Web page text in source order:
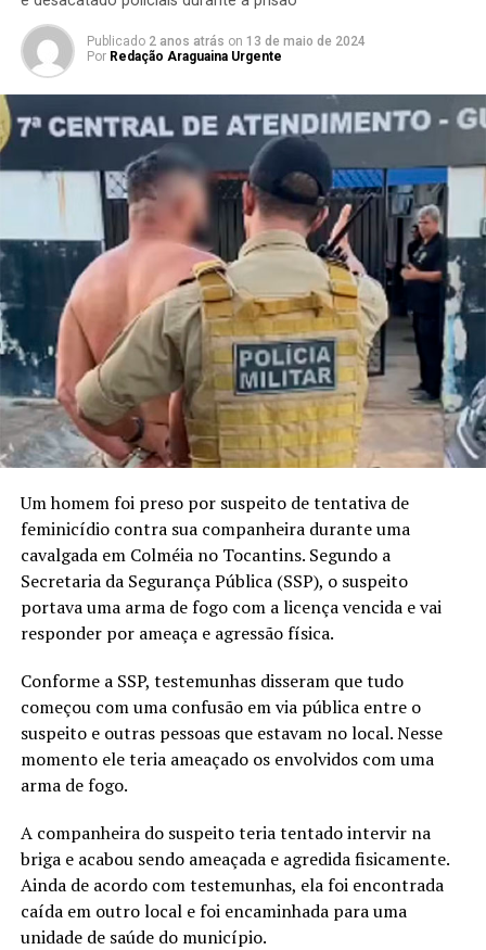
Publicado 2 anos atrás on 13 de maio de 2024
Por Redação Araguaina Urgente
Um homem foi preso por suspeito de tentativa de
feminicídio contra sua companheira durante uma
cavalgada em Colméia no Tocantins. Segundo a
Secretaria da Segurança Pública (SSP), o suspeito
portava uma arma de fogo com a licença vencida e vai
responder por ameaça e agressão física.
Conforme a SSP, testemunhas disseram que tudo
começou com uma confusão em via pública entre o
suspeito e outras pessoas que estavam no local. Nesse
momento ele teria ameaçado os envolvidos com uma
arma de fogo.
A companheira do suspeito teria tentado intervir na
briga e acabou sendo ameaçada e agredida fisicamente.
Ainda de acordo com testemunhas, ela foi encontrada
caída em outro local e foi encaminhada para uma
unidade de saúde do município.